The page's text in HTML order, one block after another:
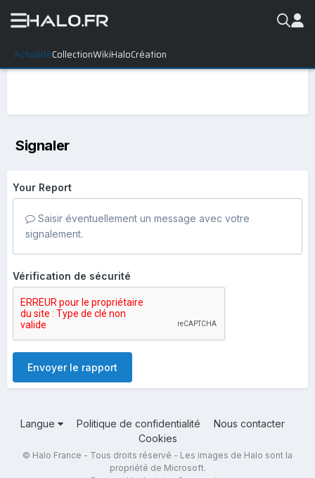
ActualitéCollectionWikiHaloCréation
Signaler
Your Report
Saisir éventuellement un message avec votre
signalement.
Vérification de sécurité
Envoyer le rapport
Langue Politique de confidentialité
Nous contacter
Cookies
© Halo France - Tous droits réservé - Les images de Halo sont la
propriété de Microsoft.